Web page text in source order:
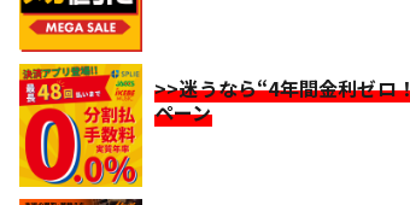
>>迷うなら“4年間金利ゼロ
ペーン